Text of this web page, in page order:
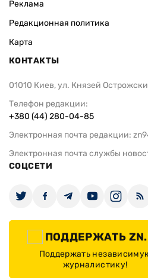
Реклама
Редакционная политика
Карта
КОНТАКТЫ
01010 Киев, ул. Князей
Телефон редакции:
+380 (44) 280-04-85
Электронная почта редакции:
Электронная почта службы
СОЦСЕТИ
ПОДДЕРЖАТЬ
Поддержать
журналистику!